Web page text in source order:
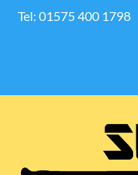
Tel: 01575 400 1798